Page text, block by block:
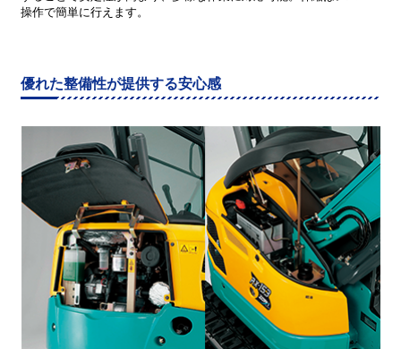
操作で簡単に行えます。
優れた整備性が提供する安心感